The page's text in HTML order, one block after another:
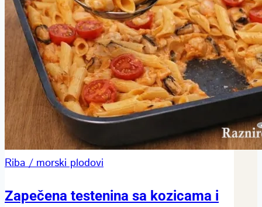
Riba / morski plodovi
Zapečena testenina sa kozicama i